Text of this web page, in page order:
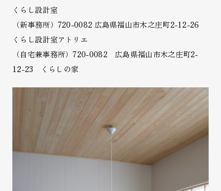
くらし設計室
（新事務所）720-0082 広島県福山市木之庄町2-12-26
くらし設計室アトリエ
（自宅兼事務所）720-0082 広島県福山市木之庄町2-
12-23 くらしの家